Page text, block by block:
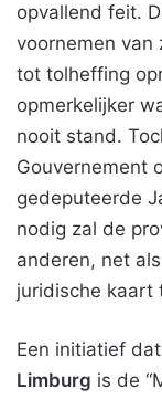
opvallend feit.
voornemen van
tot tolheffing
opmerkelijker
nooit stand.
Gouvernement
gedeputeerde
nodig zal de
anderen, net
juridische kaart
Een initiatief
Limburg is de